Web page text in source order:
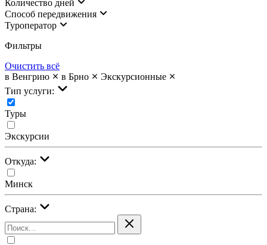
Количество дней
Cпособ передвижения
Туроператор
Фильтры
Очистить всё
в Венгрию
в Брно
Экскурсионные
Тип услуги:
Туры
Экскурсии
Откуда:
Минск
Страна: